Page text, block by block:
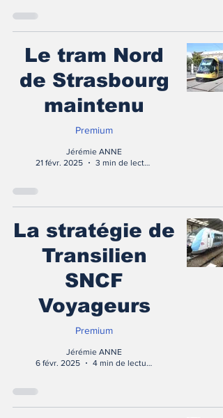
Le tram Nord
de Strasbourg
maintenu
Premium
Jérémie ANNE
21 févr. 2025
3 min de lecture
La stratégie de
Transilien
SNCF
Voyageurs
Premium
Jérémie ANNE
6 févr. 2025
4 min de lecture